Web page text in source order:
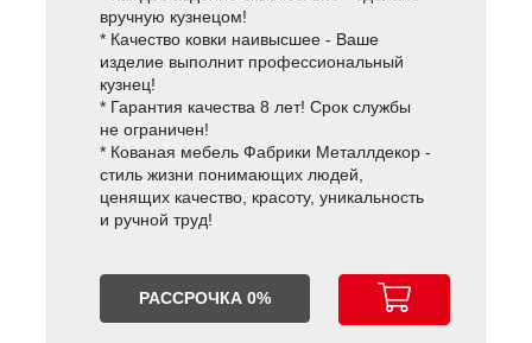
вручную кузнецом!
* Качество ковки наивысшее - Ваше
изделие выполнит профессиональный
кузнец!
* Гарантия качества 8 лет! Срок службы
не ограничен!
* Кованая мебель Фабрики Металлдекор -
стиль жизни понимающих людей,
ценящих качество, красоту, уникальность
и ручной труд!
РАССРОЧКА 0%